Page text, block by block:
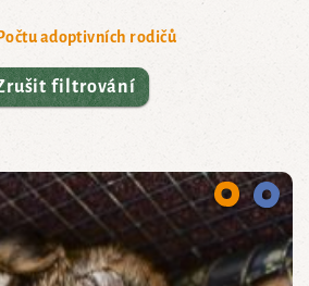
adoptivních rodičů
filtrování